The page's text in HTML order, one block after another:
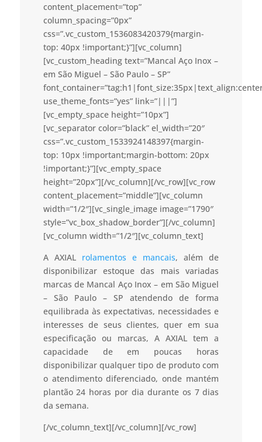
content_placement=”top”
column_spacing=”0px”
css=”.vc_custom_1536083420379{margin-
top: 40px !important;}”][vc_column]
[vc_custom_heading text=”Mancal Aço Inox –
em São Miguel – São Paulo – SP”
use_theme_fonts=”yes” link=”|||”]
[vc_empty_space height=”10px”]
[vc_separator color=”black” el_width=”20″
css=”.vc_custom_1533924148397{margin-
top: 10px !important;margin-bottom: 20px
!important;}”][vc_empty_space
height=”20px”][/vc_column][/vc_row][vc_row
content_placement=”middle”][vc_column
width=”1/2″][vc_single_image image=”1790″
style=”vc_box_shadow_border”][/vc_column]
[vc_column width=”1/2″][vc_column_text]
A AXIAL rolamentos e mancais, além de
disponibilizar estoque das mais variadas
marcas de Mancal Aço Inox – em São Miguel
– São Paulo – SP atendendo de forma
equilibrada às expectativas, necessidades e
interesses de seus clientes, quer em sua
especificação ou marcas, A AXIAL tem a
capacidade de em poucas horas
disponibilizar qualquer tipo de produto com
o atendimento diferenciado, onde mantém
plantão 24 horas por dia durante os 7 dias
da semana.
[/vc_column_text][/vc_column][/vc_row]